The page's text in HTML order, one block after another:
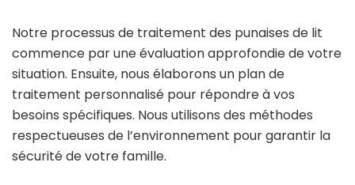
Notre processus de traitement des punaises de lit
commence par une évaluation approfondie de votre
situation. Ensuite, nous élaborons un plan de
traitement personnalisé pour répondre à vos
besoins spécifiques. Nous utilisons des méthodes
respectueuses de l’environnement pour garantir la
sécurité de votre famille.